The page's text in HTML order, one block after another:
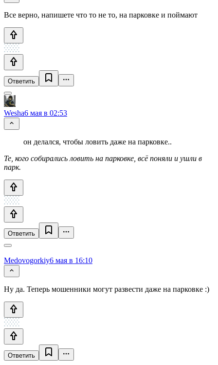
Все верно, напишете что то не то, на парковке и поймают
Ответить
Wesha6 мая в 02:53
он делался, чтобы ловить даже на парковке..
Те, кого собирались ловить на парковке, всё поняли и ушли в
парк.
Ответить
Medovogorkiy6 мая в 16:10
Ну да. Теперь мошенники могут развести даже на парковке :)
Ответить